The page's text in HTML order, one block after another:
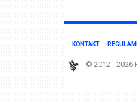
KONTAKT
© 2012 - 2026